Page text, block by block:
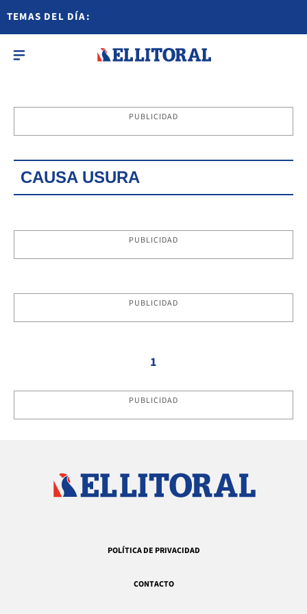
TEMAS DEL DÍA:
PUBLICIDAD
CAUSA USURA
PUBLICIDAD
PUBLICIDAD
1
PUBLICIDAD
POLÍTICA DE PRIVACIDAD
CONTACTO